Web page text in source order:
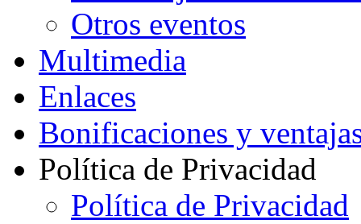
Otros eventos
Multimedia
Enlaces
Bonificaciones y
Política de Privacidad
Política de Privacidad